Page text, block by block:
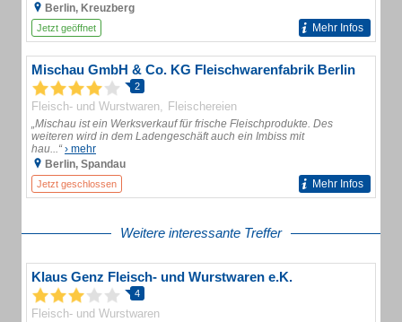
Berlin, Kreuzberg
Jetzt geöffnet Mehr Infos
Mischau GmbH & Co. KG Fleischwarenfabrik Berlin
2
Fleisch- und Wurstwaren Fleischereien
„Mischau ist ein Werksverkauf für frische Fleischprodukte. Des
weiteren wird in dem Ladengeschäft auch ein Imbiss mit
hau...“› mehr
Berlin, Spandau
Jetzt geschlossen Mehr Infos
Weitere interessante Treffer
Klaus Genz Fleisch- und Wurstwaren e.K.
4
Fleisch- und Wurstwaren